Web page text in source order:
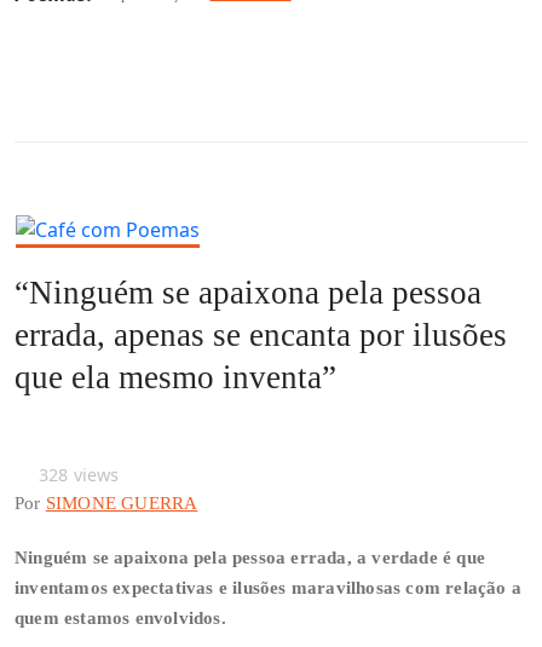
“Ninguém se apaixona pela pessoa
errada, apenas se encanta por ilusões
que ela mesmo inventa”
328 views
Por SIMONE GUERRA
Ninguém se apaixona pela pessoa errada, a verdade é que
inventamos expectativas e ilusões maravilhosas com relação a
quem estamos envolvidos.